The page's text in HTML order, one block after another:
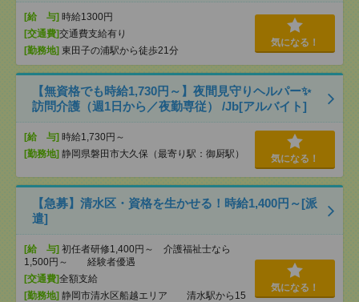
[給 与] 時給1300円
[交通費]交通費支給有り
[勤務地] 東田子の浦駅から徒歩21分
気になる！
【無資格でも時給1,730円～】夜間見守りヘルパー✨
訪問介護（週1日から／夜勤専従） /Jb[アルバイト]
[給 与] 時給1,730円～
[勤務地] 静岡県磐田市大久保（最寄り駅：御厨駅） 気になる！
【急募】清水区・資格を生かせる！時給1,400円～[派
遣]
[給 与] 初任者研修1,400円～ 介護福祉士なら
1,500円～ 経験者優遇
[交通費]全額支給
[勤務地] 静岡市清水区船越エリア 清水駅から15
気になる！